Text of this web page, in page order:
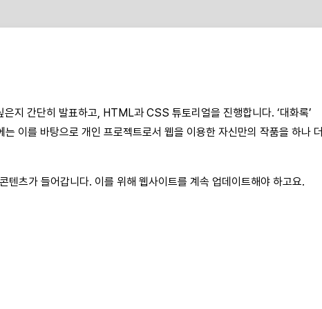
지 간단히 발표하고, HTML과 CSS 튜토리얼을 진행합니다. ‘대화록’
이를 바탕으로 개인 프로젝트로서 웹을 이용한 자신만의 작품을 하나 더
텐츠가 들어갑니다. 이를 위해 웹사이트를 계속 업데이트해야 하고요.